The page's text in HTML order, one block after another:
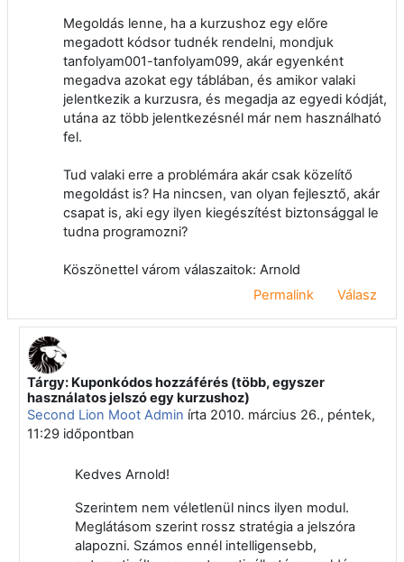
Megoldás lenne, ha a kurzushoz egy előre
megadott kódsor tudnék rendelni, mondjuk
tanfolyam001-tanfolyam099, akár egyenként
megadva azokat egy táblában, és amikor valaki
jelentkezik a kurzusra, és megadja az egyedi kódját,
utána az több jelentkezésnél már nem használható
fel.
Tud valaki erre a problémára akár csak közelítő
megoldást is? Ha nincsen, van olyan fejlesztő, akár
csapat is, aki egy ilyen kiegészítést biztonsággal le
tudna programozni?
Köszönettel várom válaszaitok: Arnold
Permalink
Válasz
Válasz erre: Klein Arnold
Tárgy: Kuponkódos hozzáférés (több, egyszer
használatos jelszó egy kurzushoz)
Second Lion Moot Admin írta 2010. március 26., péntek,
11:29időpontban
Kedves Arnold!
Szerintem nem véletlenül nincs ilyen modul.
Meglátásom szerint rossz stratégia a jelszóra
alapozni. Számos ennél intelligensebb,